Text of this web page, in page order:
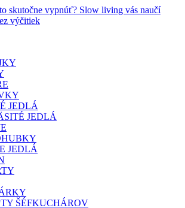
skutočne vypnúť? Slow living vás naučí
výčitiek
JEDLÁ
JEDLÁ
JEDLÁ
ŠÉFKUCHÁROV